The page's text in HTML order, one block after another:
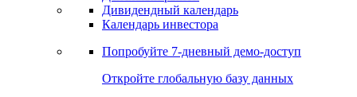
Дивидендный календарь
Календарь инвестора
Попробуйте 7-дневный демо-доступ
Откройте глобальную базу данных